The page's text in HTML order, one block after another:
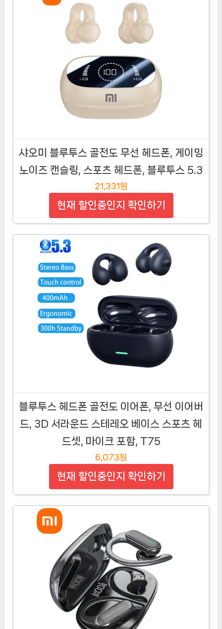
샤오미 블루투스 골전도 무선 헤드폰, 게이밍
노이즈 캔슬링, 스포츠 헤드폰, 블루투스 5.3
21,331원
현재 할인중인지 확인하기
블루투스 헤드폰 골전도 이어폰, 무선 이어버
드, 3D 서라운드 스테레오 베이스 스포츠 헤
드셋, 마이크 포함, T75
6,073원
현재 할인중인지 확인하기